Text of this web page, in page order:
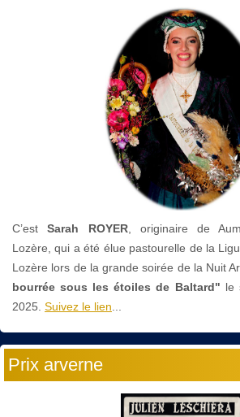
C’estSarah ROYER, originaire de
Lozère, qui a été élue pastourelle de la
Lozère lors de la grande soirée de la Nuit
bourrée sous les étoiles de Baltard" le
2025. Suivez le lien...
Prix arverne